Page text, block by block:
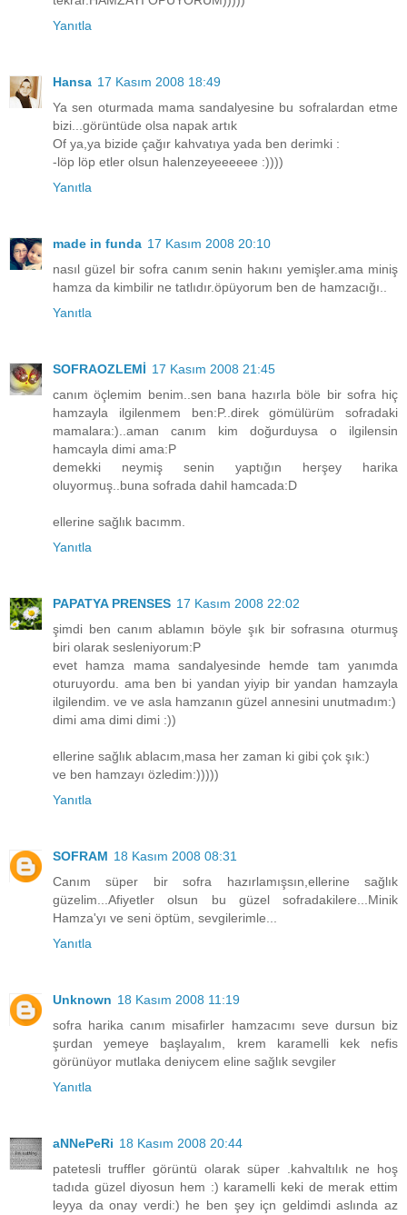
Yanıtla
Hansa 17 Kasım 2008 18:49
Ya sen oturmada mama sandalyesine bu sofralardan etme
bizi...görüntüde olsa napak artık
Of ya,ya bizide çağır kahvatıya yada ben derimki :
-löp löp etler olsun halenzeyeeeeee :))))
Yanıtla
made in funda 17 Kasım 2008 20:10
nasıl güzel bir sofra canım senin hakını yemişler.ama miniş
hamza da kimbilir ne tatlıdır.öpüyorum ben de hamzacığı..
Yanıtla
SOFRAOZLEMİ 17 Kasım 2008 21:45
canım öçlemim benim..sen bana hazırla böle bir sofra hiç
hamzayla ilgilenmem ben:P..direk gömülürüm sofradaki
mamalara:)..aman canım kim doğurduysa o ilgilensin
hamcayla dimi ama:P
demekki neymiş senin yaptığın herşey harika
oluyormuş..buna sofrada dahil hamcada:D
ellerine sağlık bacımm.
Yanıtla
PAPATYA PRENSES 17 Kasım 2008 22:02
şimdi ben canım ablamın böyle şık bir sofrasına oturmuş
biri olarak sesleniyorum:P
evet hamza mama sandalyesinde hemde tam yanımda
oturuyordu. ama ben bi yandan yiyip bir yandan hamzayla
ilgilendim. ve ve asla hamzanın güzel annesini unutmadım:)
dimi ama dimi dimi :))
ellerine sağlık ablacım,masa her zaman ki gibi çok şık:)
ve ben hamzayı özledim:)))))
Yanıtla
SOFRAM 18 Kasım 2008 08:31
Canım süper bir sofra hazırlamışsın,ellerine sağlık
güzelim...Afiyetler olsun bu güzel sofradakilere...Minik
Hamza'yı ve seni öptüm, sevgilerimle...
Yanıtla
Unknown 18 Kasım 2008 11:19
sofra harika canım misafirler hamzacımı seve dursun biz
şurdan yemeye başlayalım, krem karamelli kek nefis
görünüyor mutlaka deniycem eline sağlık sevgiler
Yanıtla
aNNePeRi 18 Kasım 2008 20:44
patetesli truffler görüntü olarak süper .kahvaltılık ne hoş
tadıda güzel diyosun hem :) karamelli keki de merak ettim
leyya da onay verdi:) he ben şey içn geldimdi aslında az